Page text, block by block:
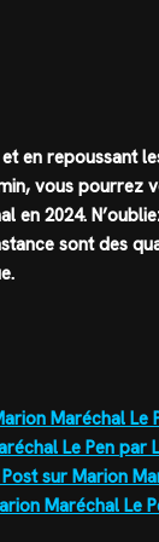
en repoussant
vous pourrez
en 2024.
sont des
Maréchal Le
Le Pen par
sur Marion
Maréchal Le